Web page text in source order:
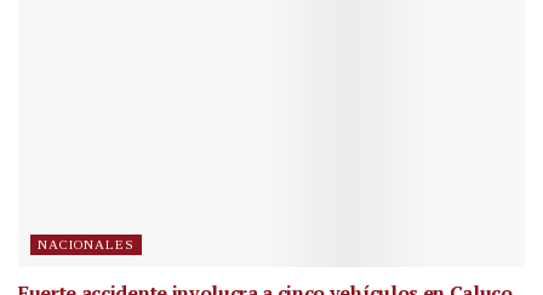
NACIONALES